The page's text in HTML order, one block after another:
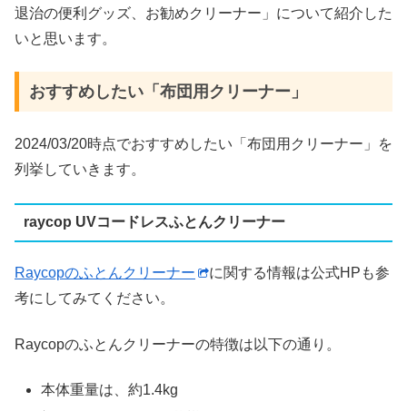
退治の便利グッズ、お勧めクリーナー」について紹介した
いと思います。
おすすめしたい「布団用クリーナー」
2024/03/20時点でおすすめしたい「布団用クリーナー」を
列挙していきます。
raycop UVコードレスふとんクリーナー
Raycopのふとんクリーナー
に関する情報は公式HPも参
考にしてみてください。
Raycopのふとんクリーナーの特徴は以下の通り。
本体重量は、約1.4kg